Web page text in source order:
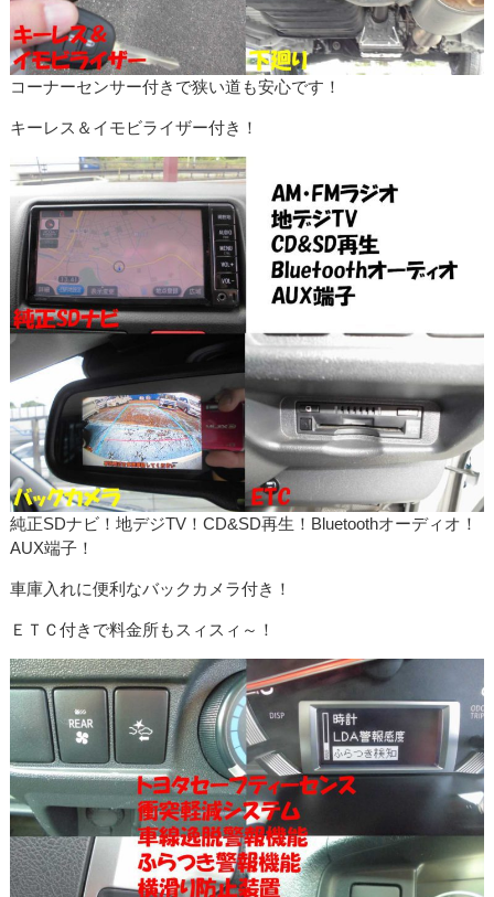
コーナーセンサー付きで狭い道も安心です！
キーレス＆イモビライザー付き！
純正SDナビ！地デジTV！CD&SD再生！Bluetoothオーディオ！
AUX端子！
車庫入れに便利なバックカメラ付き！
ＥＴＣ付きで料金所もスィスィ～！